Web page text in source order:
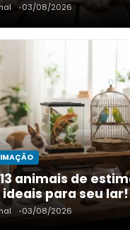
03/08/2026
animais de
para seu lar!
03/08/2026